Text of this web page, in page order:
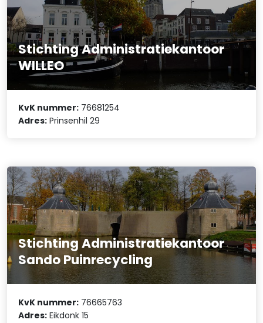
Stichting Administratiekantoor
WILLEO
KvK nummer: 76681254
Adres: Prinsenhil 29
Stichting Administratiekantoor
Sando Puinrecycling
KvK nummer: 76665763
Adres: Eikdonk 15